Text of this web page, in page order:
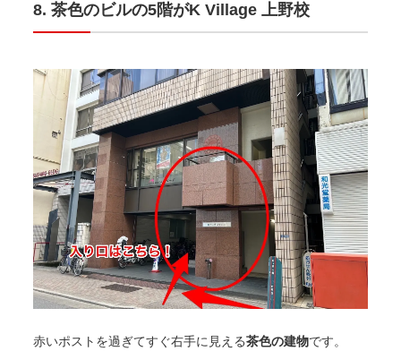
茶色のビルの5階がK Village 上野校
赤いポストを過ぎてすぐ右手に見える茶色の建物です。